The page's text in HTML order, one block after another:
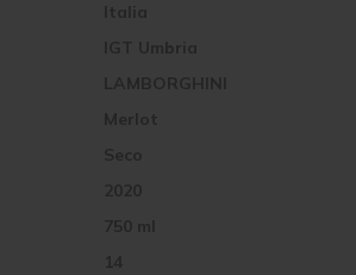
Italia
2020
IGT Umbria
750 ml
LAMBORGHINI
14
Merlot
Seco